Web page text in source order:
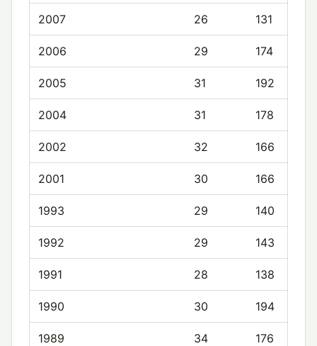
2007 26 131
2006 29 174
2005 31 192
2004 31 178
2002 32 166
2001 30 166
1993 29 140
1992 29 143
1991 28 138
1990 30 194
1989 34 176